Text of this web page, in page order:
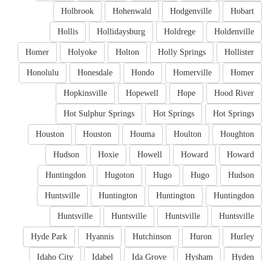
Hobart
Hodgenville
Hohenwald
Holbrook
Holdenville
Holdrege
Hollidaysburg
Hollis
Hollister
Holly Springs
Holton
Holyoke
Homer
Homer
Homerville
Hondo
Honesdale
Honolulu
Hood River
Hope
Hopewell
Hopkinsville
Hot Springs
Hot Springs
Hot Sulphur Springs
Houghton
Houlton
Houma
Houston
Houston
Howard
Howard
Howell
Hoxie
Hudson
Hudson
Hugo
Hugo
Hugoton
Huntingdon
Huntingdon
Huntington
Huntington
Huntsville
Huntsville
Huntsville
Huntsville
Huntsville
Hurley
Huron
Hutchinson
Hyannis
Hyde Park
Hyden
Hysham
Ida Grove
Idabel
Idaho City